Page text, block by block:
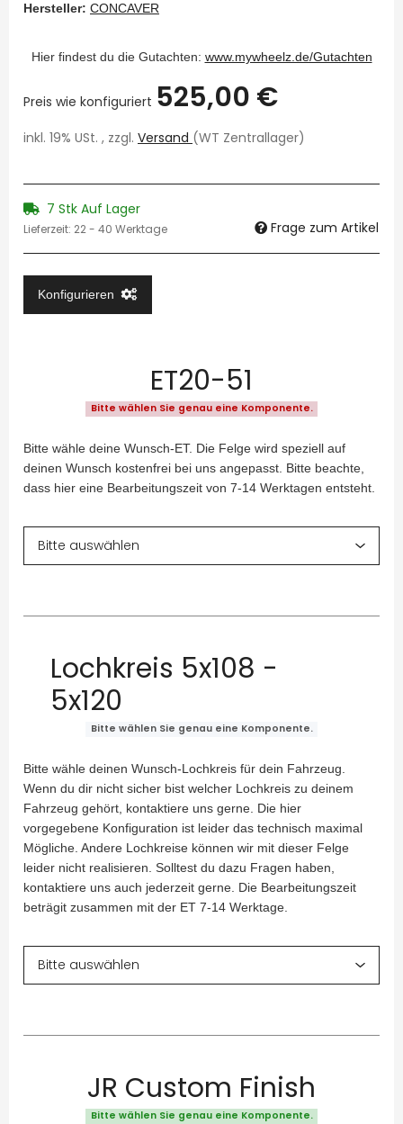
Hersteller: CONCAVER
Hier findest du die Gutachten: www.mywheelz.de/Gutachten
Preis wie konfiguriert 525,00 €
inkl. 19% USt. , zzgl. Versand (WT Zentrallager)
7 Stk Auf Lager
Lieferzeit: 22 - 40 Werktage Frage zum Artikel
Konfigurieren
ET20-51
Bitte wählen Sie genau eine Komponente.
Bitte wähle deine Wunsch-ET. Die Felge wird speziell auf
deinen Wunsch kostenfrei bei uns angepasst. Bitte beachte,
dass hier eine Bearbeitungszeit von 7-14 Werktagen entsteht.
Lochkreis 5x108 -
5x120
Bitte wählen Sie genau eine Komponente.
Bitte wähle deinen Wunsch-Lochkreis für dein Fahrzeug.
Wenn du dir nicht sicher bist welcher Lochkreis zu deinem
Fahrzeug gehört, kontaktiere uns gerne. Die hier
vorgegebene Konfiguration ist leider das technisch maximal
Mögliche. Andere Lochkreise können wir mit dieser Felge
leider nicht realisieren. Solltest du dazu Fragen haben,
kontaktiere uns auch jederzeit gerne. Die Bearbeitungszeit
beträgit zusammen mit der ET 7-14 Werktage.
JR Custom Finish
Bitte wählen Sie genau eine Komponente.